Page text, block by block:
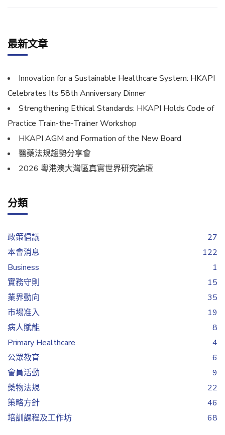
最新文章
Innovation for a Sustainable Healthcare System: HKAPI
Celebrates Its 58th Anniversary Dinner
Strengthening Ethical Standards: HKAPI Holds Code of
Practice Train-the-Trainer Workshop
HKAPI AGM and Formation of the New Board
醫藥法規趨勢分享會
2026 粵港澳大灣區真實世界研究論壇
分類
政策倡議
27
本會消息
122
Business
1
實務守則
15
業界動向
35
市場准入
19
病人賦能
8
Primary Healthcare
4
公眾教育
6
會員活動
9
藥物法規
22
策略方針
46
培訓課程及工作坊
68